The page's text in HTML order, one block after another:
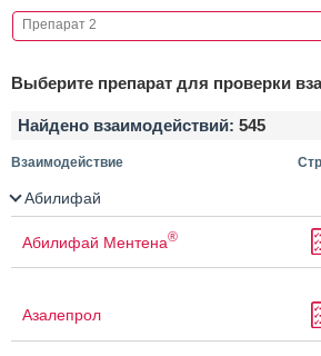
Выберите препарат для проверки
Найдено взаимодействий: 545
Взаимодействие
Абилифай
Абилифай Ментена®
Азалепрол